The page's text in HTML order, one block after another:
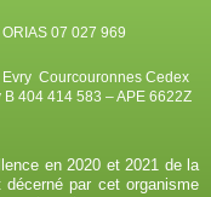
07 027 969
Courcouronnes Cedex
404 414 583 – APE 6622Z
en 2020 et 2021 de la
par cet organisme